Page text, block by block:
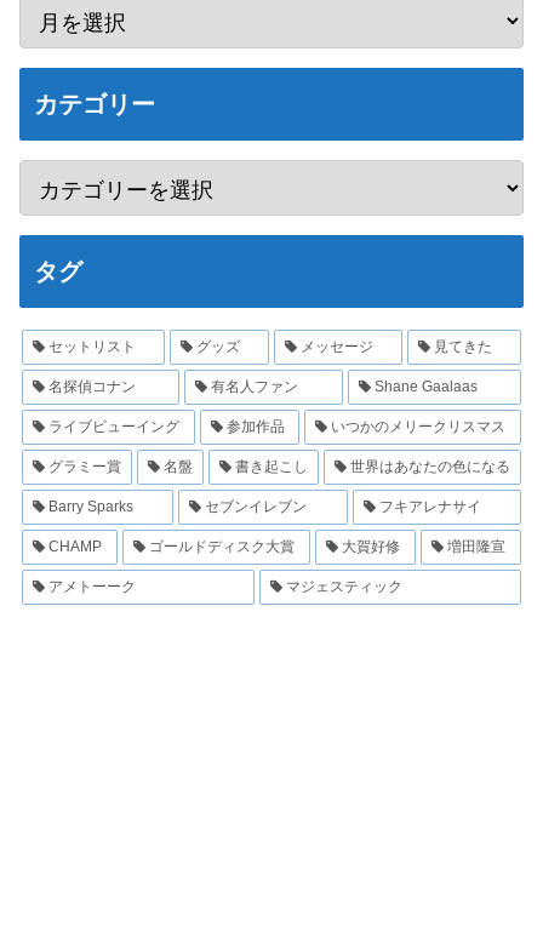
カテゴリー
タグ
セットリスト グッズ メッセージ 見てきた
名探偵コナン 有名人ファン Shane Gaalaas
ライブビューイング 参加作品 いつかのメリークリスマス
グラミー賞 名盤 書き起こし 世界はあなたの色になる
Barry Sparks セブンイレブン フキアレナサイ
CHAMP ゴールドディスク大賞 大賀好修 増田隆宣
アメトーーク マジェスティック